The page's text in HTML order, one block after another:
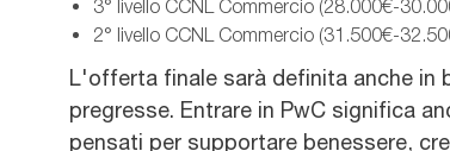
3° livello CCNL Commercio (28.000€-
2° livello CCNL Commercio (31.500€-
L'offerta finale sarà definita anche in
pregresse. Entrare in PwC significa
pensati per supportare benessere,